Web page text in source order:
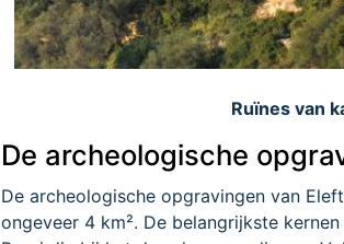
Ruïnes van
De archeologische
De archeologische opgravingen van
ongeveer 4 km². De belangrijkste